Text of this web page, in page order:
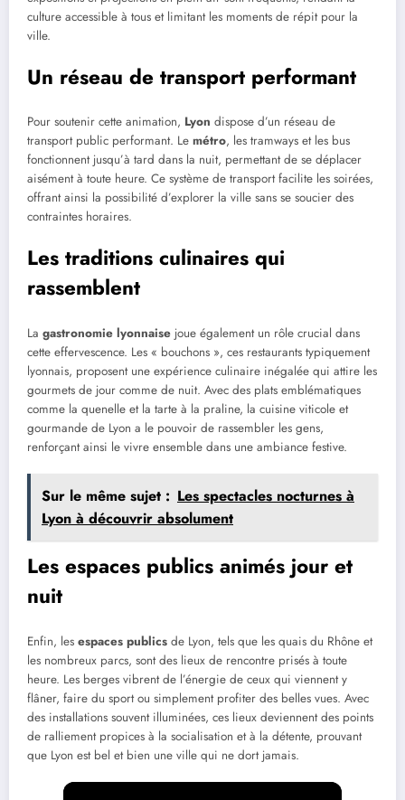
culture accessible à tous et limitant les moments de répit pour la
ville.
Un réseau de transport performant
Pour soutenir cette animation, Lyon dispose d’un réseau de
transport public performant. Le métro, les tramways et les bus
fonctionnent jusqu’à tard dans la nuit, permettant de se déplacer
aisément à toute heure. Ce système de transport facilite les soirées,
offrant ainsi la possibilité d’explorer la ville sans se soucier des
contraintes horaires.
Les traditions culinaires qui
rassemblent
La gastronomie lyonnaise joue également un rôle crucial dans
cette effervescence. Les « bouchons », ces restaurants typiquement
lyonnais, proposent une expérience culinaire inégalée qui attire les
gourmets de jour comme de nuit. Avec des plats emblématiques
comme la quenelle et la tarte à la praline, la cuisine viticole et
gourmande de Lyon a le pouvoir de rassembler les gens,
renforçant ainsi le vivre ensemble dans une ambiance festive.
Sur le même sujet : Les spectacles nocturnes à
Lyon à découvrir absolument
Les espaces publics animés jour et
nuit
Enfin, les espaces publics de Lyon, tels que les quais du Rhône et
les nombreux parcs, sont des lieux de rencontre prisés à toute
heure. Les berges vibrent de l’énergie de ceux qui viennent y
flâner, faire du sport ou simplement profiter des belles vues. Avec
des installations souvent illuminées, ces lieux deviennent des points
de ralliement propices à la socialisation et à la détente, prouvant
que Lyon est bel et bien une ville qui ne dort jamais.